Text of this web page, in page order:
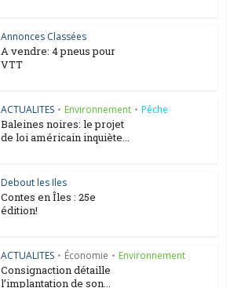
Annonces Classées
A vendre: 4 pneus pour
VTT
ACTUALITES • Environnement • Pêche
Baleines noires: le projet
de loi américain inquiète...
Debout les Iles
Contes en Îles : 25e
édition!
ACTUALITES • Économie • Environnement
Consignaction détaille
l’implantation de son...